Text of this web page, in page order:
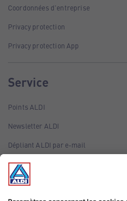
Coordonnées d'entreprise
Privacy protection
Privacy protection App
Service
Points ALDI
Newsletter ALDI
Dépliant ALDI par e-mail
Offres
Infos essentielles